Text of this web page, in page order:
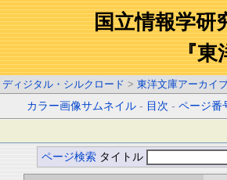
国立情報学研
『東
ディジタル・シルクロード > 東洋文庫アーカイ
カラー画像サムネイル - 目次 -ページ番
ページ検索 タイトル